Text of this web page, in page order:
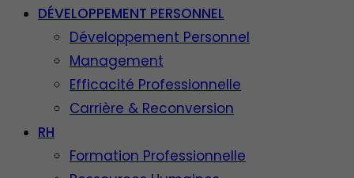
DÉVELOPPEMENT PERSONNEL
Développement Personnel
Management
Efficacité Professionnelle
Carrière & Reconversion
RH
Formation Professionnelle